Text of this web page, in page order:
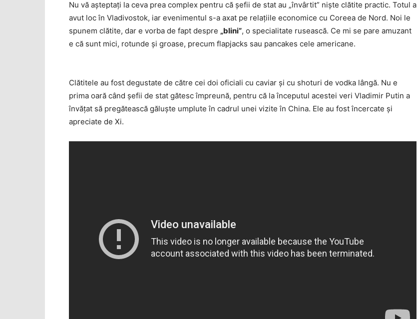
Nu vă aşteptaţi la ceva prea complex pentru că şefii de stat au „învârtit” nişte clătite practic. Totul a
avut loc în Vladivostok, iar evenimentul s-a axat pe relaţiile economice cu Coreea de Nord. Noi le
spunem clătite, dar e vorba de fapt despre „blini”, o specialitate rusească. Ce mi se pare amuzant
e că sunt mici, rotunde şi groase, precum flapjacks sau pancakes cele americane.
Clătitele au fost degustate de către cei doi oficiali cu caviar şi cu shoturi de vodka lângă. Nu e
prima oară când şefii de stat gătesc împreună, pentru că la începutul acestei veri Vladimir Putin a
învăţat să pregătească găluşte umplute în cadrul unei vizite în China. Ele au fost încercate şi
apreciate de Xi.